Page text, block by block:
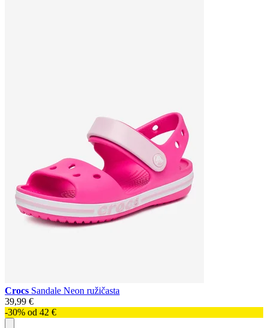
Crocs Sandale Neon ružičasta
39,99 €
-30% od 42 €